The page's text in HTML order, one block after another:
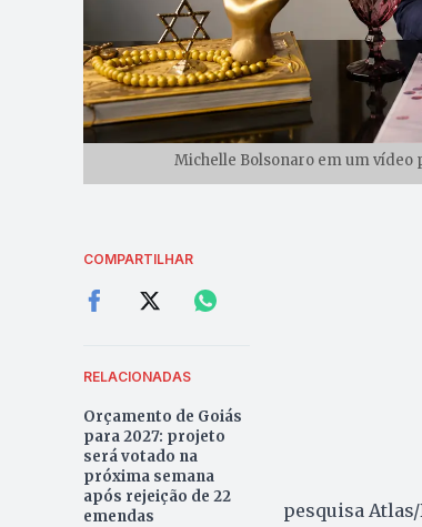
Michelle Bolsonaro em um vídeo
COMPARTILHAR
RELACIONADAS
Orçamento de Goiás
para 2027: projeto
será votado na
próxima semana
após rejeição de 22
emendas
pesquisa